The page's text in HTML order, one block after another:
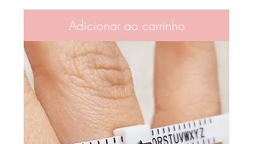
Adicionar ao carrinho